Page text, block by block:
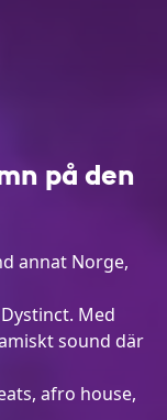
på den
annat Norge,
Med
sound där
afro house,